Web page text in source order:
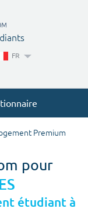
FR
Premium
pour
étudiant à